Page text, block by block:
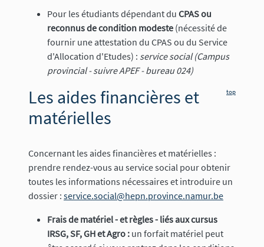
Pour les étudiants dépendant du CPAS ou
reconnus de condition modeste (nécessité de
fournir une attestation du CPAS ou du Service
d'Allocation d'Etudes) : service social (Campus
provincial - suivre APEF - bureau 024)
top
Les aides financières et
matérielles
Concernant les aides financières et matérielles :
prendre rendez-vous au service social pour obtenir
toutes les informations nécessaires et introduire un
dossier : service.social@hepn.province.namur.be
Frais de matériel - et règles - liés aux cursus
IRSG, SF, GH et Agro : un forfait matériel peut